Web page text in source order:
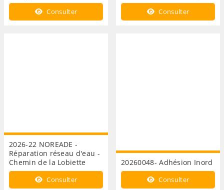
Consulter Consulter
2026-22 NOREADE -
Réparation réseau d'eau -
Chemin de la Lobiette
Consulter
20260048- Adhésion Inord
Consulter